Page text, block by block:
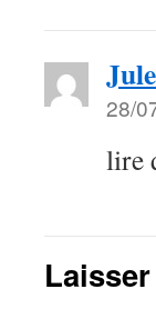
28/
lire